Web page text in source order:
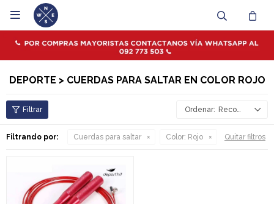

DEPORTE > CUERDAS PARA SALTAR EN COLOR ROJO
Recomendados
Filtrando por: Cuerdas para saltar Color: Rojo Quitar filtros